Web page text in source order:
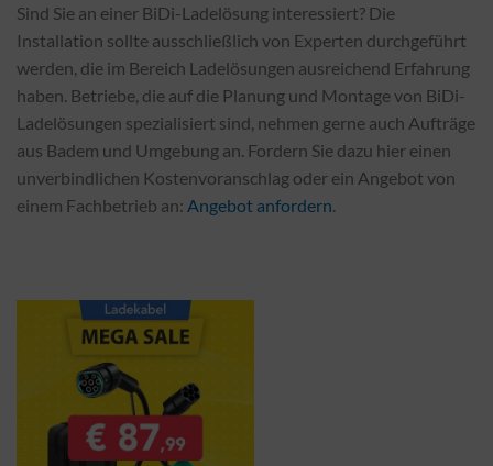
Sind Sie an einer BiDi-Ladelösung interessiert? Die
Installation sollte ausschließlich von Experten durchgeführt
werden, die im Bereich Ladelösungen ausreichend Erfahrung
haben. Betriebe, die auf die Planung und Montage von BiDi-
Ladelösungen spezialisiert sind, nehmen gerne auch Aufträge
aus Badem und Umgebung an. Fordern Sie dazu hier einen
unverbindlichen Kostenvoranschlag oder ein Angebot von
einem Fachbetrieb an: Angebot anfordern